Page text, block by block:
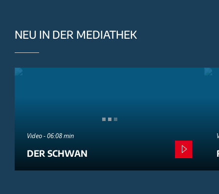
NEU IN DER MEDIATHEK
Video - 06:08 min
DER SCHWAN